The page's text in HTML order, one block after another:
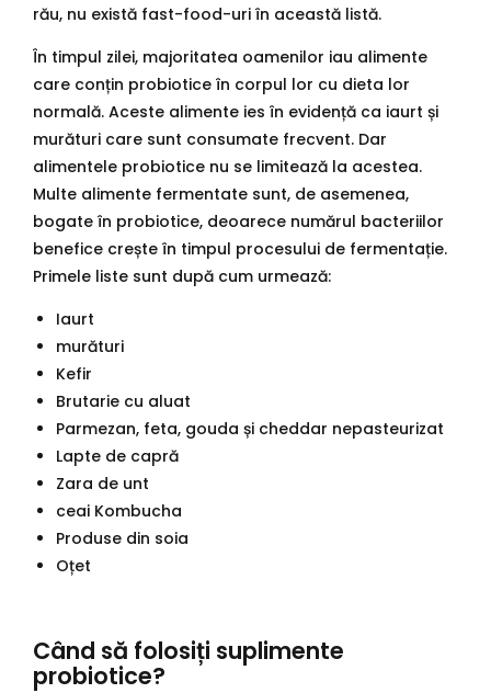
rău, nu există fast-food-uri în această listă.
În timpul zilei, majoritatea oamenilor iau alimente
care conțin probiotice în corpul lor cu dieta lor
normală. Aceste alimente ies în evidență ca iaurt și
murături care sunt consumate frecvent. Dar
alimentele probiotice nu se limitează la acestea.
Multe alimente fermentate sunt, de asemenea,
bogate în probiotice, deoarece numărul bacteriilor
benefice crește în timpul procesului de fermentație.
Primele liste sunt după cum urmează:
Iaurt
murături
Kefir
Brutarie cu aluat
Parmezan, feta, gouda și cheddar nepasteurizat
Lapte de capră
Zara de unt
ceai Kombucha
Produse din soia
Oțet
Când să folosiți suplimente
probiotice?